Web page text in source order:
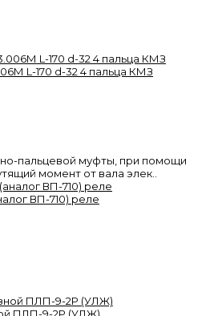
L-170 d-32 4 пальца КМЗ
пальцевой муфты, при помощи
момент от вала элек..
ВП-710) реле
ПЛП-9-2Р (УЛЖ)